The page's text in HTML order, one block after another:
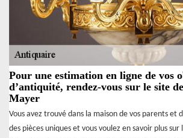
Pour une estimation en ligne de vos
d’antiquité, rendez-vous sur le site
Mayer
Vous avez trouvé dans la maison de vos parents et
des pièces uniques et vous voulez en savoir plus sur